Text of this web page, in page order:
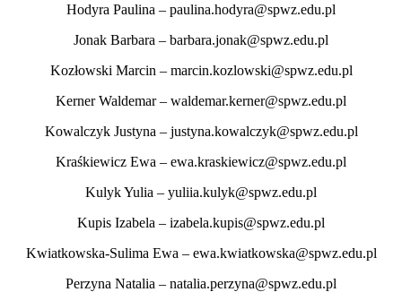
Hodyra Paulina – paulina.hodyra@spwz.edu.pl
Jonak Barbara – barbara.jonak@spwz.edu.pl
Kozłowski Marcin – marcin.kozlowski@spwz.edu.pl
Kerner Waldemar – waldemar.kerner@spwz.edu.pl
Kowalczyk Justyna – justyna.kowalczyk@spwz.edu.pl
Kraśkiewicz Ewa – ewa.kraskiewicz@spwz.edu.pl
Kulyk Yulia – yuliia.kulyk@spwz.edu.pl
Kupis Izabela – izabela.kupis@spwz.edu.pl
Kwiatkowska-Sulima Ewa – ewa.kwiatkowska@spwz.edu.pl
Perzyna Natalia – natalia.perzyna@spwz.edu.pl